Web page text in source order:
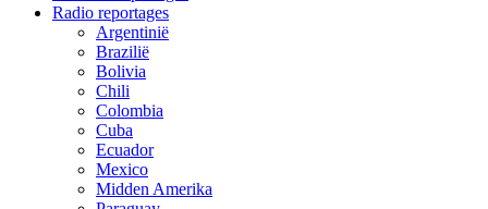
Radio reportages
Argentinië
Brazilië
Bolivia
Chili
Colombia
Cuba
Ecuador
Mexico
Midden Amerika